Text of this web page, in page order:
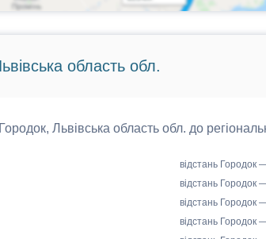
область обл.
Львівська область обл. до
відстань Городок
відстань Городок
відстань Городок
відстань Городок